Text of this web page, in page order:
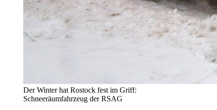
Der Winter hat Rostock fest im Griff:
Schneeräumfahrzeug der RSAG